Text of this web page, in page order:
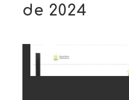
de 2024